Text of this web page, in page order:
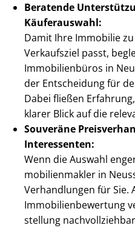
Beratende
Käuferauswahl:
Damit Ihre Immobilie
Verkaufsziel passt,
Immobilienbüros in
der Entscheidung für
Dabei fließen
klarer Blick auf die
Souveräne
Interessenten:
Wenn die Auswahl
mo­bi­li­en­mak­ler in
Verhandlungen für Sie.
Im­mo­bi­li­en­be­wer­tung
stel­lung